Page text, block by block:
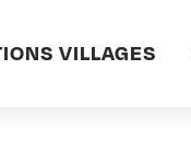
VILLAGES